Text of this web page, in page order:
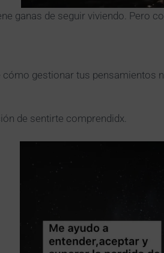
ganas de seguir viviendo. Pero
gestionar tus pensamientos
de sentirte comprendidx.